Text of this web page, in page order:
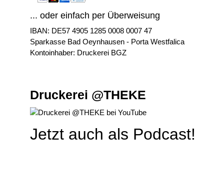
... oder einfach per Überweisung
IBAN: DE57 4905 1285 0008 0007 47
Sparkasse Bad Oeynhausen - Porta Westfalica
Kontoinhaber: Druckerei BGZ
Druckerei @THEKE
Jetzt auch als Podcast!